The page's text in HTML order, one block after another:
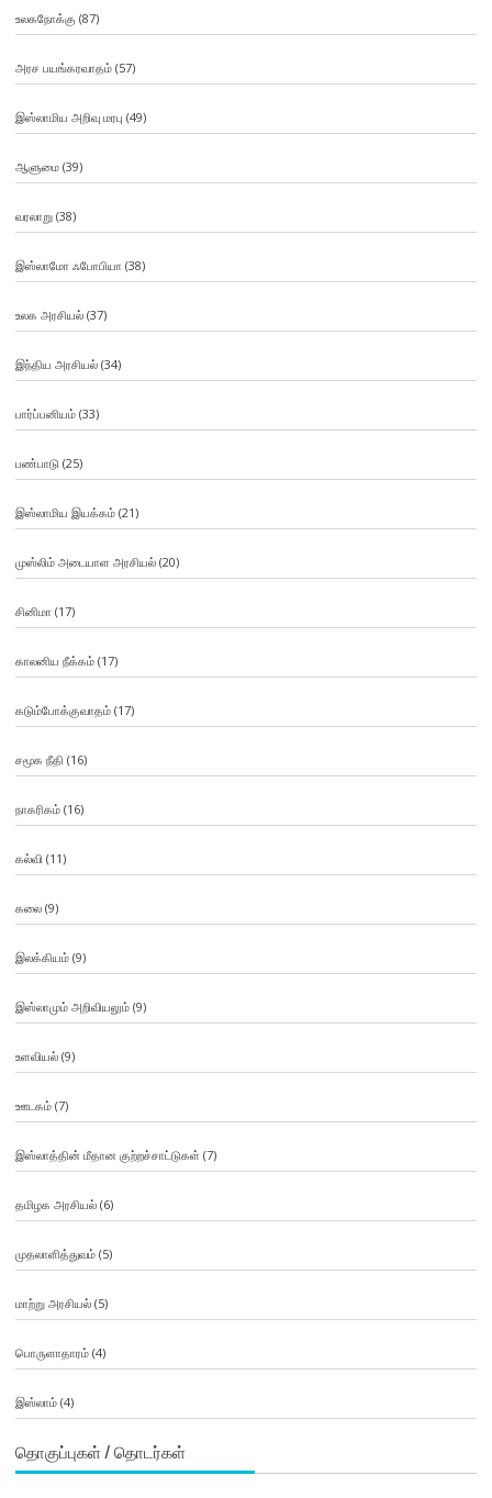
உலகநோக்கு (87)
அரச பயங்கரவாதம்(57)
இஸ்லாமிய அறிவு மரபு (49)
ஆளுமை(39)
வரலாறு(38)
இஸ்லாமோ ஃபோபியா (38)
உலக அரசியல்(37)
இந்திய அரசியல்(34)
பார்ப்பனியம்(33)
பண்பாடு (25)
இஸ்லாமிய இயக்கம்(21)
முஸ்லிம் அடையாள அரசியல்(20)
சினிமா (17)
காலனிய நீக்கம்(17)
கடும்போக்குவாதம்(17)
சமூக நீதி (16)
நாகரிகம்(16)
கல்வி (11)
கலை(9)
இலக்கியம்(9)
இஸ்லாமும் அறிவியலும்(9)
உளவியல்(9)
ஊடகம்(7)
இஸ்லாத்தின் மீதான குற்றச்சாட்டுகள் (7)
தமிழக அரசியல்(6)
முதலாளித்துவம்(5)
மாற்று அரசியல்(5)
பொருளாதாரம்(4)
இஸ்லாம்(4)
தொகுப்புகள் / தொடர்கள்